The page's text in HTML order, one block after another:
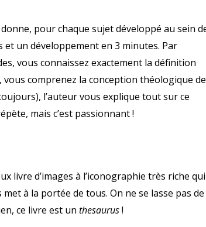
pour chaque sujet développé au sein
et un développement en 3 minutes. Par
vous connaissez exactement la définition
vous comprenez la conception théologique de
l’auteur vous explique tout sur ce
mais c’est passionnant !
livre d’images à l’iconographie très riche qui
à la portée de tous. On ne se lasse pas de
ce livre est un thesaurus!